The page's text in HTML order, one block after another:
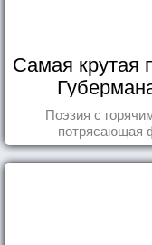
Самая крутая
Поэзия с
потрясающая